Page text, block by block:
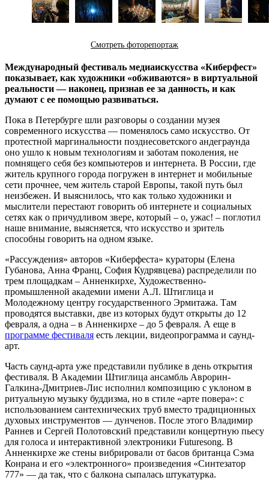
Смотреть фоторепортаж
Международный фестиваль медиаискусства «Киберфест»
показывает, как художники «обживаются» в виртуальной
реальности — наконец, признав ее за данность, и как
думают с ее помощью развиваться.
Пока в Петербурге шли разговоры о создании музея
современного искусства — поменялось само искусство. От
протестной маргинальности позднесоветского андеграунда
оно ушло к новым технологиям и заботам поколения, не
помнящего себя без компьютеров и интернета. В России, где
житель крупного города погружен в интернет и мобильные
сети прочнее, чем житель старой Европы, такой путь был
неизбежен. И выяснилось, что как только художники и
мыслители перестают говорить об интернете и социальных
сетях как о причудливом звере, который – о, ужас! – поглотил
наше внимание, выясняется, что искусство и зритель
способны говорить на одном языке.
«Рассуждения» авторов «Киберфеста» кураторы (Елена
Губанова, Анна Франц, София Кудрявцева) распределили по
трем площадкам – Анненкирхе, Художественно-
промышленной академии имени А.Л. Штиглица и
Молодежному центру государственного Эрмитажа. Там
проводятся выставки, две из которых будут открыты до 12
февраля, а одна – в Анненкирхе – до 5 февраля. А еще в
программе фестиваля есть лекции, видеопрограмма и саунд-
арт.
Часть саунд-арта уже представили публике в день открытия
фестиваля. В Академии Штиглица ансамбль Аврорин-
Галкина-Дмитриев-Лис исполнил композицию с уклоном в
ритуальную музыку буддизма, но в стиле «арте повера»: с
использованием сантехнических труб вместо традиционных
духовых инструментов — дунченов. После этого Владимир
Раннев и Сергей Полотовский представили концертную пьесу
для голоса и интерактивной электроники Futuresong. В
Анненкирхе же стены вибрировали от басов британца Сэма
Конрана и его «электронного» произведения «Синтезатор
777» — да так, что с балкона сыпалась штукатурка.